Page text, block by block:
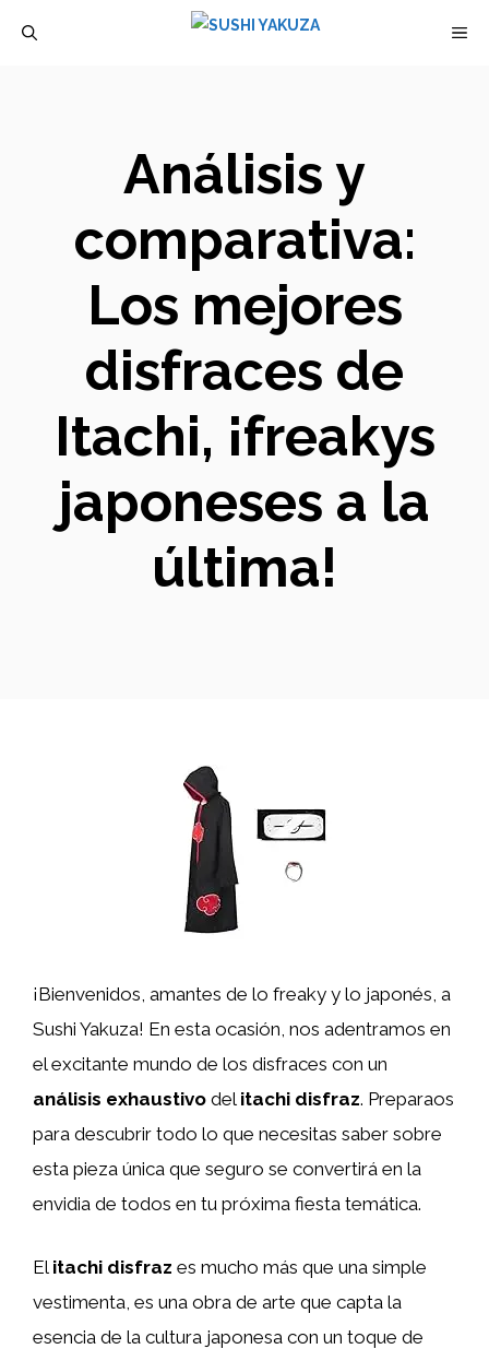
Análisis y
comparativa:
Los mejores
disfraces de
Itachi, ¡freakys
japoneses a la
última!
¡Bienvenidos, amantes de lo freaky y lo japonés, a
Sushi Yakuza! En esta ocasión, nos adentramos en
el excitante mundo de los disfraces con un
análisis exhaustivo del itachi disfraz. Preparaos
para descubrir todo lo que necesitas saber sobre
esta pieza única que seguro se convertirá en la
envidia de todos en tu próxima fiesta temática.
El itachi disfraz es mucho más que una simple
vestimenta, es una obra de arte que capta la
esencia de la cultura japonesa con un toque de